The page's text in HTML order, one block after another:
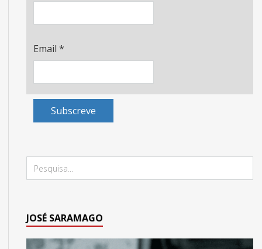
Email *
Subscreve
JOSÉ SARAMAGO